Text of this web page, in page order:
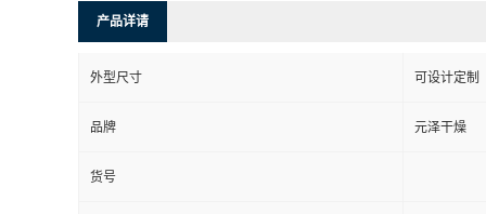
产品详请
外型尺寸 可设计定制
品牌 元泽干燥
货号